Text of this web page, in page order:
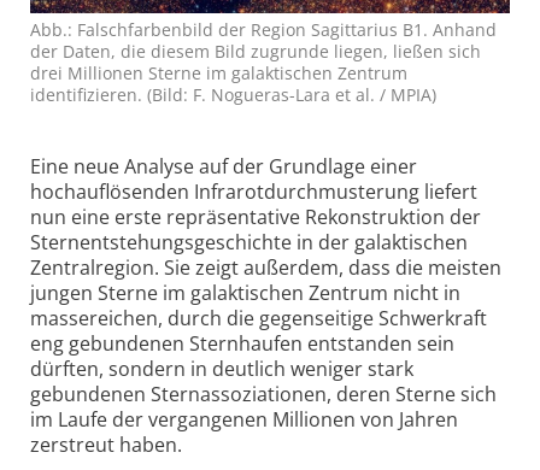
Abb.: Falschfarbenbild der Region Sagittarius B1. Anhand
der Daten, die diesem Bild zugrunde liegen, ließen sich
drei Millionen Sterne im galaktischen Zentrum
identifizieren. (Bild: F. Nogueras-Lara et al. / MPIA)
Eine neue Analyse auf der Grundlage einer
hochauflösenden Infrarot­durchmusterung liefert
nun eine erste repräsentative Rekonstruktion der
Sternentstehungsgeschichte in der galaktischen
Zentralregion. Sie zeigt außerdem, dass die meisten
jungen Sterne im galaktischen Zentrum nicht in
massereichen, durch die gegenseitige Schwerkraft
eng gebundenen Sternhaufen entstanden sein
dürften, sondern in deutlich weniger stark
gebundenen Sternassoziationen, deren Sterne sich
im Laufe der vergangenen Millionen von Jahren
zerstreut haben.